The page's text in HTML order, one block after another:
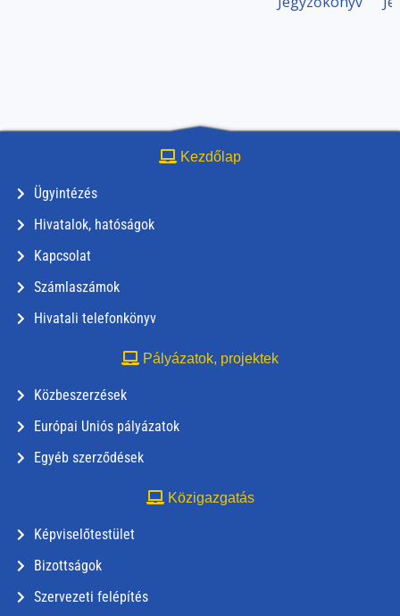
Kezdőlap
Ügyintézés
Hivatalok, hatóságok
Kapcsolat
Számlaszámok
Hivatali telefonkönyv
Pályázatok, projektek
Közbeszerzések
Európai Uniós pályázatok
Egyéb szerződések
Közigazgatás
Képviselőtestület
Bizottságok
Szervezeti felépítés